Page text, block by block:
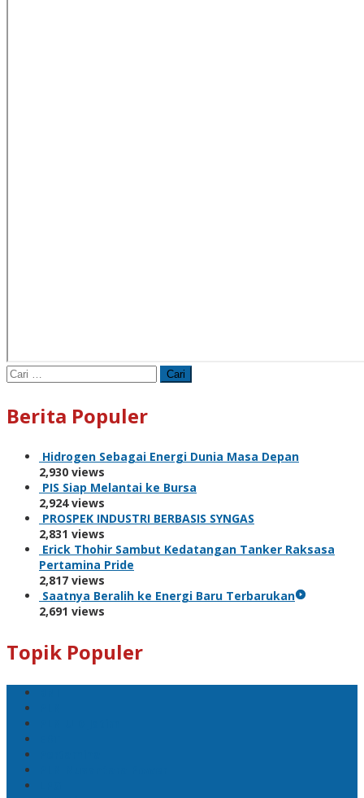
Cari
untuk:
Berita Populer
Hidrogen Sebagai Energi Dunia Masa Depan
2,930 views
PIS Siap Melantai ke Bursa
2,924 views
PROSPEK INDUSTRI BERBASIS SYNGAS
2,831 views
Erick Thohir Sambut Kedatangan Tanker Raksasa
Pertamina Pride
2,817 views
Saatnya Beralih ke Energi Baru Terbarukan
2,691 views
Topik Populer